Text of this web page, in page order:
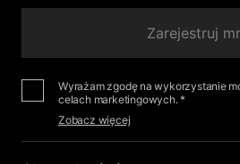
Zarejestruj
Wyrażam zgodę na wykorzystanie
celach marketingowych. *
Zobacz więcej